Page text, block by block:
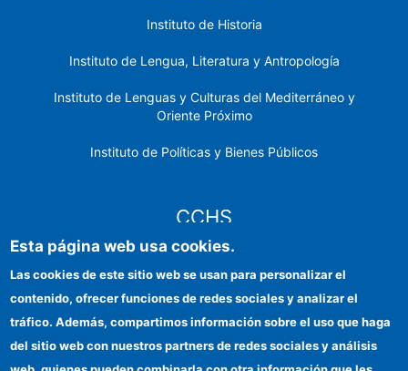
Instituto de Historia
Instituto de Lengua, Literatura y Antropología
Instituto de Lenguas y Culturas del Mediterráneo y
Oriente Próximo
Instituto de Políticas y Bienes Públicos
CCHS
Identidad institucional
Esta página web usa cookies.
Las cookies de este sitio web se usan para personalizar el
contenido, ofrecer funciones de redes sociales y analizar el
tráfico. Además, compartimos información sobre el uso que haga
del sitio web con nuestros partners de redes sociales y análisis